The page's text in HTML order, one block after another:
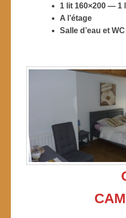
1 lit 160×200 — 1
A l’étage
Salle d’eau et